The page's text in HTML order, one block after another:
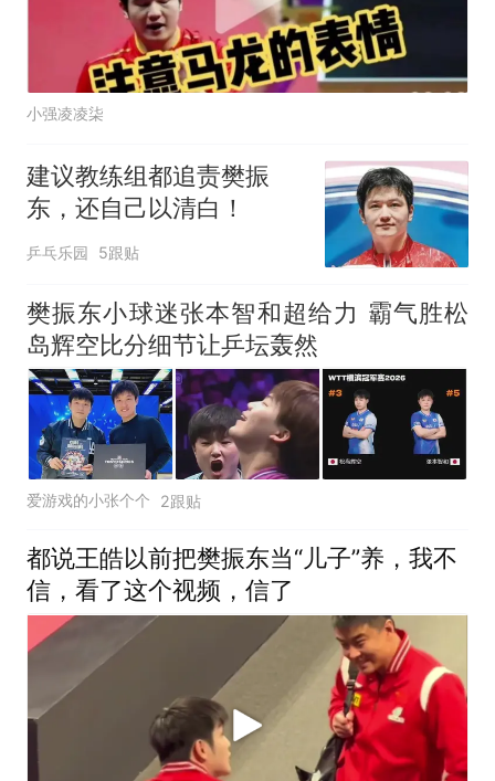
小强凌凌柒
建议教练组都追责樊振
东，还自己以清白！
乒乓乐园 5跟贴
樊振东小球迷张本智和超给力 霸气胜松
岛辉空比分细节让乒坛轰然
爱游戏的小张个个 2跟贴
都说王皓以前把樊振东当“儿子”养，我不
信，看了这个视频，信了